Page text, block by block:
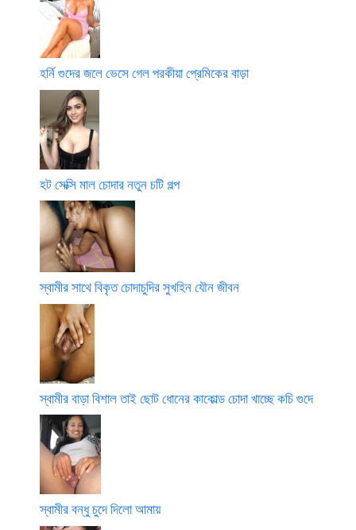
হর্নি গুদের জলে ভেসে গেল পরকীয়া প্রেমিকের বাড়া
হট সেক্সি মাল চোদার নতুন চটি গল্প
স্বামীর সাথে বিকৃত চোদাচুদির সুখহিন যৌন জীবন
স্বামীর বাড়া বিশাল তাই ছোট ধোনের কাকোল্ড চোদা খাচ্ছে কচি গুদে
স্বামীর বন্ধু চুদে দিলো আমায়